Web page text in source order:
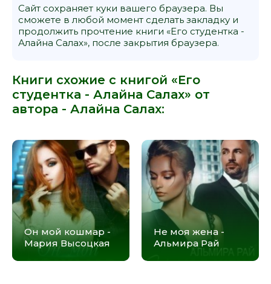
Сайт сохраняет куки вашего браузера. Вы
сможете в любой момент сделать закладку и
продолжить прочтение книги «Его студентка -
Алайна Салах», после закрытия браузера.
Книги схожие с книгой «Его
студентка - Алайна Салах» от
автора - Алайна Салах:
Он мой кошмар -
Мария Высоцкая
Не моя жена -
Альмира Рай